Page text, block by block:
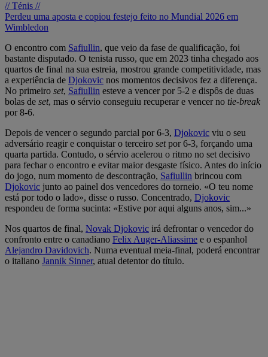
// Ténis //
Perdeu uma aposta e copiou festejo feito no Mundial 2026 em
Wimbledon
O encontro com Safiullin, que veio da fase de qualificação, foi
bastante disputado. O tenista russo, que em 2023 tinha chegado aos
quartos de final na sua estreia, mostrou grande competitividade, mas
a experiência de Djokovic nos momentos decisivos fez a diferença.
No primeiro set, Safiullin esteve a vencer por 5-2 e dispôs de duas
bolas de set, mas o sérvio conseguiu recuperar e vencer no tie-break
por 8-6.
Depois de vencer o segundo parcial por 6-3, Djokovic viu o seu
adversário reagir e conquistar o terceiro setpor 6-3, forçando uma
quarta partida. Contudo, o sérvio acelerou o ritmo no set decisivo
para fechar o encontro e evitar maior desgaste físico. Antes do início
do jogo, num momento de descontração, Safiullin brincou com
Djokovic junto ao painel dos vencedores do torneio. «O teu nome
está por todo o lado», disse o russo. Concentrado, Djokovic
respondeu de forma sucinta: «Estive por aqui alguns anos, sim...»
Nos quartos de final, Novak Djokovic irá defrontar o vencedor do
confronto entre o canadiano Felix Auger-Aliassime e o espanhol
Alejandro Davidovich. Numa eventual meia-final, poderá encontrar
o italiano Jannik Sinner, atual detentor do título.